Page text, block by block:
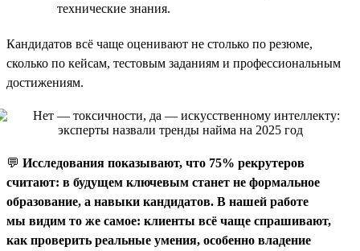
технические знания.
Кандидатов всё чаще оценивают не столько по резюме,
сколько по кейсам, тестовым заданиям и профессиональным
достижениям.
💬 Исследования показывают, что 75% рекрутеров
считают: в будущем ключевым станет не формальное
образование, а навыки кандидатов. В нашей работе
мы видим то же самое: клиенты всё чаще спрашивают,
как проверить реальные умения, особенно владение